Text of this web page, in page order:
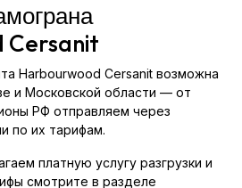
Cersanit
Harbourwood Cersanit возможна
и Московской области — от
РФ отправляем через
по их тарифам.
платную услугу разгрузки и
смотрите в разделе